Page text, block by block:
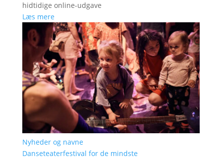
hidtidige online-udgave
Læs mere
Nyheder og navne
Danseteaterfestival for de mindste